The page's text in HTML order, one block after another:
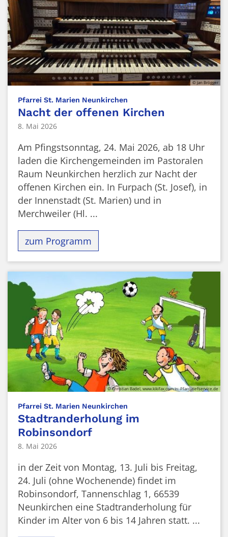
© Jan Brögger
Pfarrei St. Marien Neunkirchen
Nacht der offenen Kirchen
8. Mai 2026
Am Pfingstsonntag, 24. Mai 2026, ab 18 Uhr
laden die Kirchengemeinden im Pastoralen
Raum Neunkirchen herzlich zur Nacht der
offenen Kirchen ein. In Furpach (St. Josef), in
der Innenstadt (St. Marien) und in
Merchweiler (Hl. ...
zum Programm
© Christian Badel, www.kikifax.com In: Pfarrbriefservice.de
Pfarrei St. Marien Neunkirchen
Stadtranderholung im
Robinsondorf
8. Mai 2026
in der Zeit von Montag, 13. Juli bis Freitag,
24. Juli (ohne Wochenende) findet im
Robinsondorf, Tannenschlag 1, 66539
Neunkirchen eine Stadtranderholung für
Kinder im Alter von 6 bis 14 Jahren statt. ...